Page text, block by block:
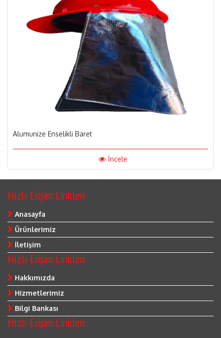
Alumunize Enselikli Baret
İncele
Hızlı Erişim Linkleri
Anasayfa
Ürünlerimiz
İletişim
Hızlı Erişim Linkleri
Hakkımızda
Hizmetlerimiz
Bilgi Bankası
Hızlı Erişim Linkleri